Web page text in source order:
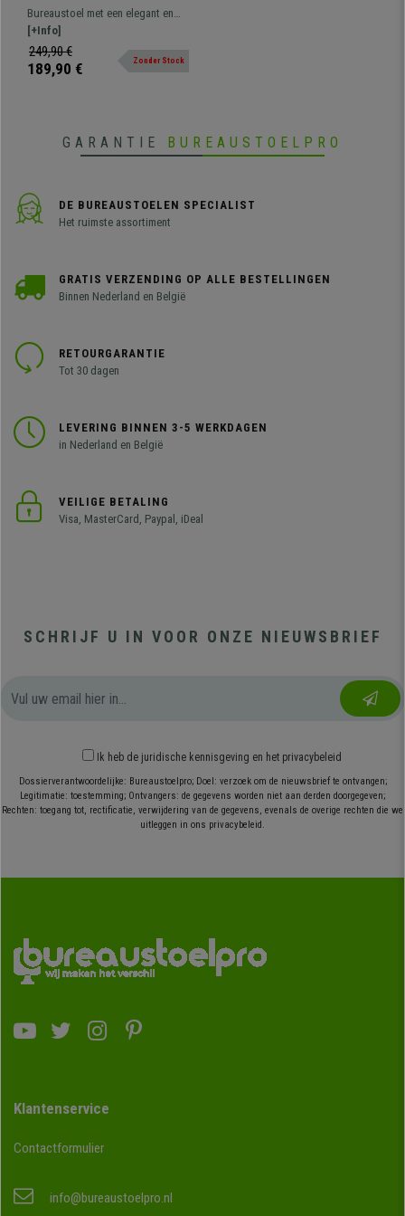
Metalen onderstel, Elegant
en Comfortabel, in Wit Leder
Bureaustoel met een elegant en
modern, opvallend ontwerp dat
comfort combineert met materiaal
van hoge kwaliteit.
[+Info]
249,90 €
189,90 € Zonder Stock
GARANTIE BUREAUSTOELPRO
DE BUREAUSTOELEN SPECIALIST
Het ruimste assortiment
GRATIS VERZENDING OP ALLE BESTELLINGEN
Binnen Nederland en België
RETOURGARANTIE
Tot 30 dagen
LEVERING BINNEN 3-5 WERKDAGEN
in Nederland en België
VEILIGE BETALING
Visa, MasterCard, Paypal, iDeal
SCHRIJF U IN VOOR ONZE NIEUWSBRIEF
Ik heb de juridische kennisgeving en het privacybeleid
Dossierverantwoordelijke: Bureaustoelpro; Doel: verzoek om de nieuwsbrief te ontvangen;
Legitimatie: toestemming; Ontvangers: de gegevens worden niet aan derden doorgegeven;
Rechten: toegang tot, rectificatie, verwijdering van de gegevens, evenals de overige rechten die we
uitleggen in ons privacybeleid.
Klantenservice
Contactformulier
info@bureaustoelpro.nl